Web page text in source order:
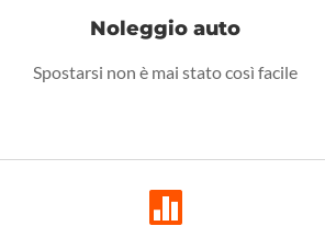
Noleggio auto
Spostarsi non è mai stato così facile
